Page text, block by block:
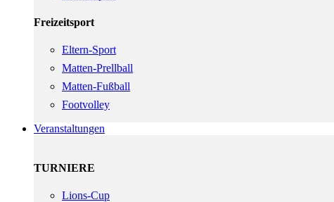
Freizeitsport
Eltern-Sport
Matten-Prellball
Matten-Fußball
Footvolley
Veranstaltungen
TURNIERE
Lions-Cup